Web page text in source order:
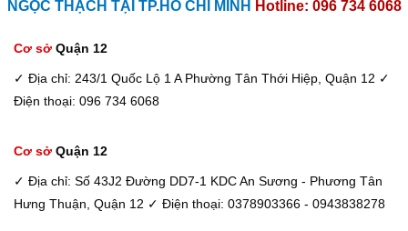
NGỌC THẠCH TẠI TP.HỒ CHÍ MINH Hotline: 096 734 6068
Cơ sở Quận 12
✓ Địa chỉ: 243/1 Quốc Lộ 1 A Phường Tân Thới Hiệp, Quận 12 ✓
Điện thoại: 096 734 6068
Cơ sở Quận 12
✓ Địa chỉ: Số 43J2 Đường DD7-1 KDC An Sương - Phương Tân
Hưng Thuận, Quận 12 ✓ Điện thoại: 0378903366 - 0943838278